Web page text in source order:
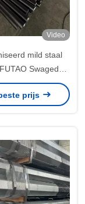
Video
mild staal
Swaged
voor elektrische
prijs